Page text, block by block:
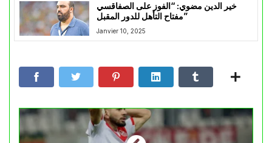
خير الدين مضوي: “الفوز على الصفاقسي
مفتاح التأهل للدور المقبل”
Janvier 10, 2025